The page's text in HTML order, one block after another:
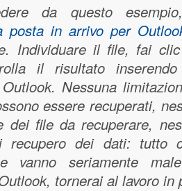
da questo
posta in arrivo per
Individuare il file, fai
il risultato
Nessuna
essere recuperati,
dei file da recuperare,
recupero dei dati: tutto
vanno seriamente
tornerai al lavoro in